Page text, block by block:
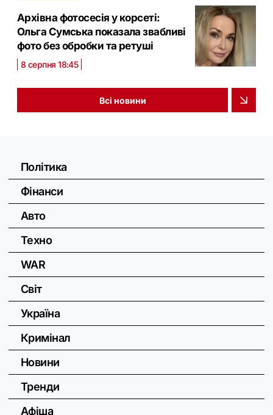
Архівна фотосесія у корсеті:
Ольга Сумська показала звабливі
фото без обробки та ретуші
8 серпня 18:45
Всі новини
Політика
Фінанси
Авто
Техно
WAR
Світ
Україна
Кримінал
Новини
Тренди
Афіша